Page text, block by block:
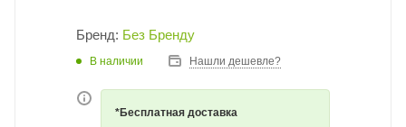
Бренд: Без Бренду
В наличии Нашли дешевле?
*Бесплатная доставка